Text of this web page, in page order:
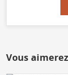
Vous